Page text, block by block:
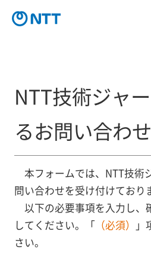
NTT技術ジャ
るお問い合わせ
本フォームでは、NTT技術
問い合わせを受け付けており
以下の必要事項を入力し、
してください。「（必須）
」
さい。